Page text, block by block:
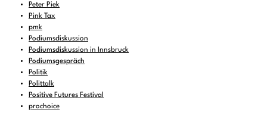
Peter Piek
Pink Tax
pmk
Podiumsdiskussion
Podiumsdiskussion in Innsbruck
Podiumsgespräch
Politik
Polittalk
Positive Futures Festival
prochoice